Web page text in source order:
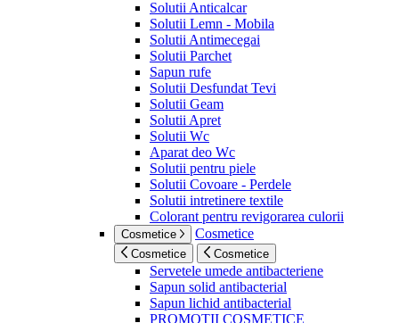
Solutii Anticalcar
Solutii Lemn - Mobila
Solutii Antimecegai
Solutii Parchet
Sapun rufe
Solutii Desfundat Tevi
Solutii Geam
Solutii Apret
Solutii Wc
Aparat deo Wc
Solutii pentru piele
Solutii Covoare - Perdele
Solutii intretinere textile
Colorant pentru revigorarea culorii
Cosmetice Cosmetice
Cosmetice Cosmetice
Servetele umede antibacteriene
Sapun solid antibacterial
Sapun lichid antibacterial
PROMOTII COSMETICE